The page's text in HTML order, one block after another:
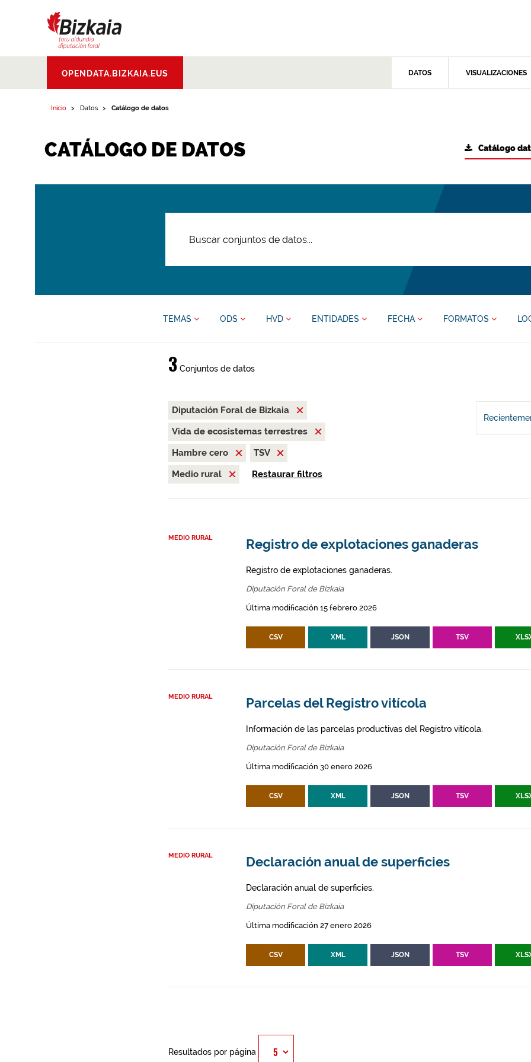
Aldundia.Diputacion
Foral de Bizkaia
OPENDATA.BIZKAIA.EUS DATOS VISUALIZACIONES
Inicio Datos Catálogo de datos
CATÁLOGO DE DATOS Catálogo
TEMAS ODS HVD ENTIDADES FECHA FORMATOS
3Conjuntos de datos
Diputación Foral de Bizkaia
Vida de ecosistemas terrestres
Hambre cero
TSV
Medio rural
Restaurar filtros
MEDIO RURAL Registro de explotaciones ganaderas
Registro de explotaciones ganaderas.
Diputación Foral de Bizkaia
Última modificación 15 febrero 2026
CSV XML JSON TSV
MEDIO RURAL Parcelas del Registro vitícola
Información de las parcelas productivas del Registro vitícola.
Diputación Foral de Bizkaia
Última modificación 30 enero 2026
CSV XML JSON TSV
MEDIO RURAL Declaración anual de superficies
Declaración anual de superficies.
Diputación Foral de Bizkaia
Última modificación 27 enero 2026
CSV XML JSON TSV
Resultados por página